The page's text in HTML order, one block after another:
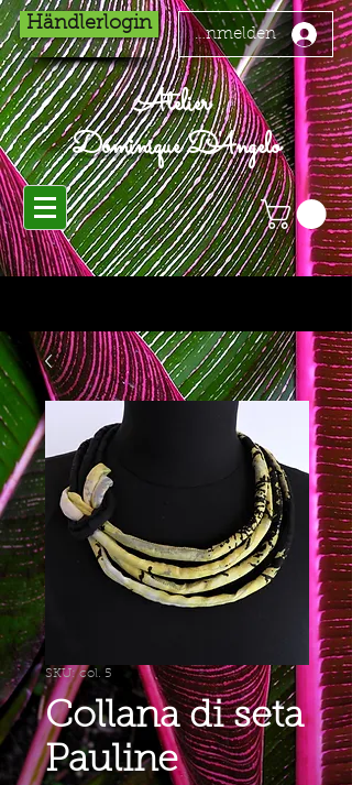
Händlerlogin
Anmelden
Atelier
Dominique D'Angelo
SKU: col. 5
Collana di seta
Pauline